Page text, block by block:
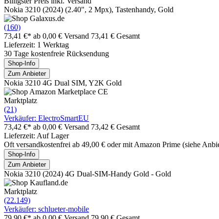
Nokia 3210 (2024) (2.40", 2 Mpx), Tastenhandy, Gold
(160)
73,41 €* ab 0,00 € Versand 73,41 € Gesamt
Lieferzeit: 1 Werktag
30 Tage kostenfreie Rücksendung
Shop-Info
Zum Anbieter
Nokia 3210 4G Dual SIM, Y2K Gold
Marktplatz
(21)
Verkäufer: ElectroSmartEU
73,42 €* ab 0,00 € Versand 73,42 € Gesamt
Lieferzeit: Auf Lager
Oft versandkostenfrei ab 49,00 € oder mit Amazon Prime (siehe
Shop-Info
Zum Anbieter
Nokia 3210 (2024) 4G Dual-SIM-Handy Gold - Gold
Marktplatz
(22.149)
Verkäufer: schlueter-mobile